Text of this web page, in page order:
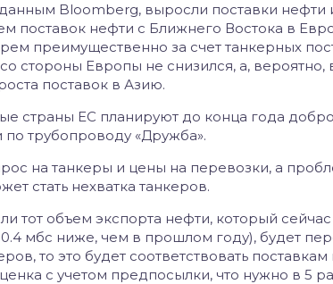
Bloomberg, выросли поставки нефти
поставок нефти с Ближнего Востока в
преимущественно за счет танкерных
стороны Европы не снизился, а,
поставок в Азию.
страны ЕС планируют до конца года
трубопроводу «Дружба».
на танкеры и цены на перевозки, а
стать нехватка танкеров.
тот объем экспорта нефти, который
0.4 мбс ниже, чем в прошлом году), будет
то это будет соответствовать
с учетом предпосылки, что нужно в 5